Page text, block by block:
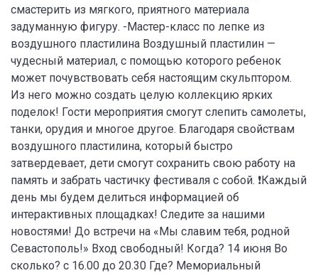
смастерить из мягкого, приятного материала
задуманную фигуру. -Мастер-класс по лепке из
воздушного пластилина Воздушный пластилин —
чудесный материал, с помощью которого ребенок
может почувствовать себя настоящим скульптором.
Из него можно создать целую коллекцию ярких
поделок! Гости мероприятия смогут слепить самолеты,
танки, орудия и многое другое. Благодаря свойствам
воздушного пластилина, который быстро
затвердевает, дети смогут сохранить свою работу на
память и забрать частичку фестиваля с собой. ❗Каждый
день мы будем делиться информацией об
интерактивных площадках! Следите за нашими
новостями! До встречи на «Мы славим тебя, родной
Севастополь!» Вход свободный! Когда? 14 июня Во
сколько? с 16.00 до 20.30 Где? Мемориальный